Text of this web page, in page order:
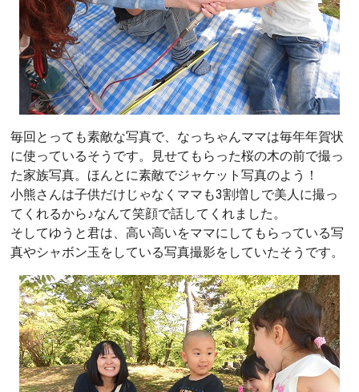
毎回とっても素敵な写真で、なっちゃんママは毎年年賀状
に使っているそうです。見せてもらった桜の木の前で撮っ
た家族写真。ほんとに素敵でジャケット写真のよう！
小熊さんは子供だけじゃなくママも3割増しで美人に撮っ
てくれるから♪なんて笑顔で話してくれました。
そしてゆうと君は、高い高いをママにしてもらっている写
真やシャボン玉をしている写真撮影をしていたそうです。